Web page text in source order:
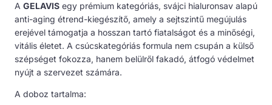
A GELAVIS egy prémium kategóriás, svájci hialuronsav alapú
anti-aging étrend-kiegészítő, amely a sejtszintű megújulás
erejével támogatja a hosszan tartó fiatalságot és a minőségi,
vitális életet. A csúcskategóriás formula nem csupán a külső
szépséget fokozza, hanem belülről fakadó, átfogó védelmet
nyújt a szervezet számára.
A doboz tartalma: